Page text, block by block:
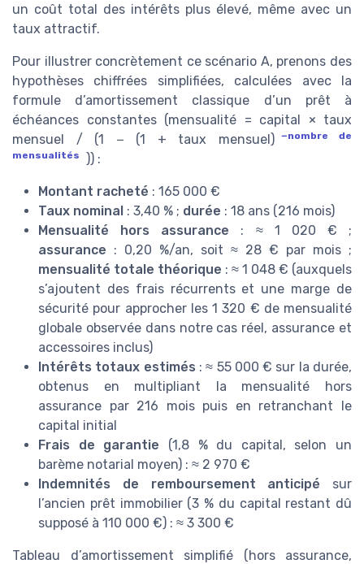
un coût total des intérêts plus élevé, même avec un
taux attractif.
Pour illustrer concrètement ce scénario A, prenons des
hypothèses chiffrées simplifiées, calculées avec la
formule d’amortissement classique d’un prêt à
échéances constantes (mensualité = capital × taux
mensuel / (1 − (1 + taux mensuel)
−nombre de
mensualités
)) :
Montant racheté : 165 000 €
Taux nominal : 3,40 % ; durée : 18 ans (216 mois)
Mensualité hors assurance : ≈ 1 020 € ;
assurance : 0,20 %/an, soit ≈ 28 € par mois ;
mensualité totale théorique : ≈ 1 048 € (auxquels
s’ajoutent des frais récurrents et une marge de
sécurité pour approcher les 1 320 € de mensualité
globale observée dans notre cas réel, assurance et
accessoires inclus)
Intérêts totaux estimés : ≈ 55 000 € sur la durée,
obtenus en multipliant la mensualité hors
assurance par 216 mois puis en retranchant le
capital initial
Frais de garantie (1,8 % du capital, selon un
barème notarial moyen) : ≈ 2 970 €
Indemnités de remboursement anticipé sur
l’ancien prêt immobilier (3 % du capital restant dû
supposé à 110 000 €) : ≈ 3 300 €
Tableau d’amortissement simplifié (hors assurance,